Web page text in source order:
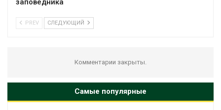
заповедника
PREV СЛЕДУЮЩИЙ
Комментарии закрыты.
Самые популярные